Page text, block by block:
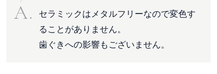
A.
セラミックはメタルフリーなので変色す
ることがありません。
歯ぐきへの影響もございません。